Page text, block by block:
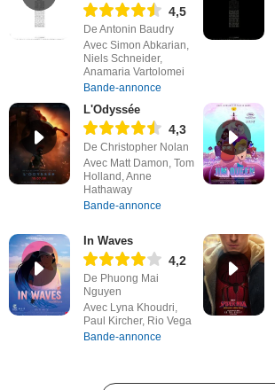
4,5
De Antonin Baudry
Avec Simon Abkarian,
Niels Schneider,
Anamaria Vartolomei
Bande-annonce
L'Odyssée
4,3
De Christopher Nolan
Avec Matt Damon, Tom
Holland, Anne
Hathaway
Bande-annonce
In Waves
4,2
De Phuong Mai
Nguyen
Avec Lyna Khoudri,
Paul Kircher, Rio Vega
Bande-annonce